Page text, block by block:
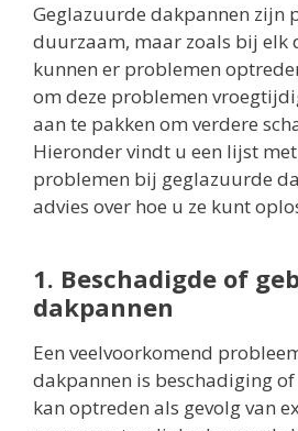
Geglazuurde dakpannen zijn
duurzaam, maar zoals bij elk
kunnen er problemen
om deze problemen
aan te pakken om verdere
Hieronder vindt u een lijst
problemen bij geglazuurde
advies over hoe u ze kunt
1. Beschadigde of
dakpannen
Een veelvoorkomend
dakpannen is beschadiging
kan optreden als gevolg van